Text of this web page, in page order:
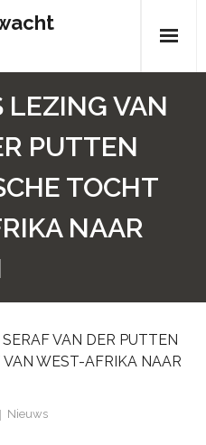
LEZING VAN
PUTTEN
TOCHT
NAAR
VAN DER PUTTEN
WEST-AFRIKA NAAR
Nieuws